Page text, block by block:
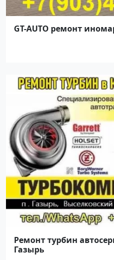
GT-AUTO ремонт
Ремонт турбин
Газырь